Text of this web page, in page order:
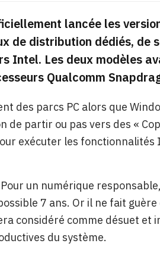
lancée les
de distribution dédiés, de
Intel. Les deux modèles
Qualcomm
des parcs PC alors que
de partir ou pas vers des «
exécuter les fonctionnalités
un numérique
7 ans. Or il ne fait guère
considéré comme désuet et
du système.